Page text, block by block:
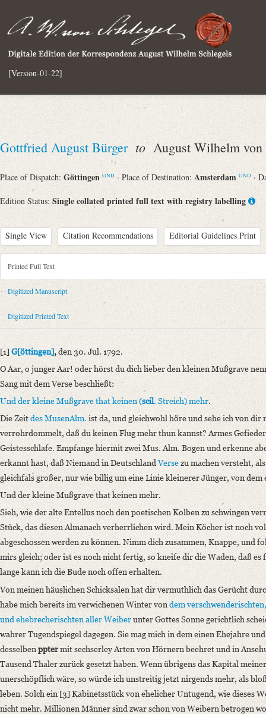
[Version-01-22]
Gottfried August Bürger toAugust Wilhelm von
Place of Dispatch: Göttingen GND · Place of Destination: Amsterdam GND ·
Edition Status: Single collated printed full text with registry labelling
Single View Citation Recommendations Editorial Guidelines Print
Metadata Concerning Header
Sender: Gottfried August Bürger
Recipient: August Wilhelm von Schlegel
Place of Dispatch: Göttingen
Place of Destination: Amsterdam
Notations: Empfangsort erschlossen.
Printed Text
Provider: Dresden, Sächsische Landesbibliothek - Staats- und
Bibliography: Strodtmann, Adolf: Briefe von und an Gottfried August
anderen, meist handschriftlichen Quellen. Bd. 4. Berlin 1874, S.
Incipit: „[1] G[öttingen], den 30. Jul. 1792.
O Aar, o junger Aar! oder hörst du dich lieber den kleinen Mußgrave
Manuscript
Provider: Dresden, Sächsische Landesbibliothek - Staats- und
OAI Id: DE-611-38972
Classification Number: Mscr.Dresd.e.90,XIX,Bd.3,Nr.99
Number of Pages: 4 S. auf Doppelbl., hs. m. U.
Format: 19,7 x 12 cm
Language
German
English
Printed Full Text
Digitized Manuscript
Digitized Printed Text
[1]G[öttingen],den 30. Jul. 1792.
O Aar, o junger Aar! oder hörst du dich lieber den kleinen Mußgrave
Sang mit dem Verse beschließt:
Und der kleine Mußgrave that keinen (scil. Streich) mehr.
Die Zeitdes MusenAlm. ist da, und gleichwohl höre und sehe ich von
verrohrdommelt, daß du keinen Flug mehr thun kannst? Armes
Geistesschlafe. Empfange hiermit zwei Mus. Alm. Bogen und erkenne
erkannt hast, daß Niemand in DeutschlandVersezu machen versteht,
gleichfals großer, nur wie billig um eine Linie kleinerer Jünger, von dem
Und der kleine Mußgrave that keinen mehr.
Sieh, wie der alte Entellus noch den poetischen Kolben zu schwingen
Stück, das diesen Almanach verherrlichen wird. Mein Köcher ist noch
abgeschossen werden zu können. Nimm dich zusammen, Knappe, und
mirs gleich; oder ist es noch nicht fertig, so kneife dir die Waden, daß
lange kann ich die Bude noch offen erhalten.
Von meinen häuslichen Schicksalen hat dir vermuthlich das Gerücht
habe mich bereits im verwichenen Winter von dem
und ehebrecherischten aller Weiberunter Gottes Sonne gerichtlich
wahrer Tugendspiegel dagegen. Sie mag mich in dem einen Ehejahre
desselbenpptermit sechserley Arten von Hörnern beehret und in
Tausend Thaler zurück gesetzt haben. Wenn übrigens das Kapital
unerschöpflich wäre, so würde ich unstreitig jetzt nirgends mehr, als
leben. Solch ein [3] Kabinetsstück von ehelicher Untugend, wie dieses
nicht mehr. Millionen Männer sind zwar schon von Weibern betrogen